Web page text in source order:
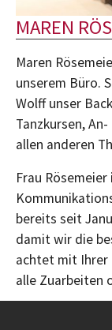
MAREN
Maren
unserem Büro.
Wolff unser
Tanzkursen,
allen anderen
Frau
bereits seit
damit wir die
achtet mit Ihrer
alle Zuarbeiten